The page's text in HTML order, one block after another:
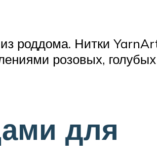
роддома. Нитки
розовых,
для